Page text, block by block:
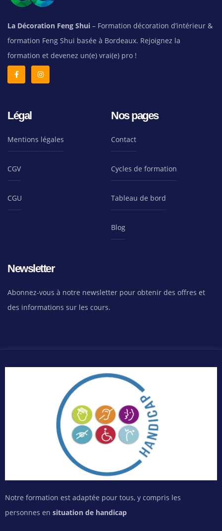
La Décoration Feng Shui – Formation décoration d’intérieur &
formation Feng Shui basée à Bordeaux. Rejoignez la
formation et devenez un(e) vrai(e) pro !
Légal
Mentions légales
CGV
CGU
Nos pages
Contact
Cycles de formation
Tableau de bord
Blog
Newsletter
Abonnez-vous à notre newsletter pour obtenir des offres et
des informations sur les cours.
Notre formation est adaptée pour tous, y compris les
personnes en situation de handicap